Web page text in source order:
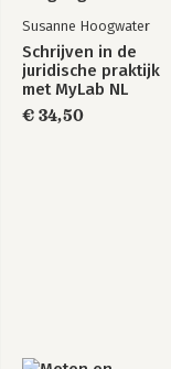
Susanne Hoogwater
Schrijven in de
juridische praktijk
met MyLab NL
toegangscode
€ 34,50